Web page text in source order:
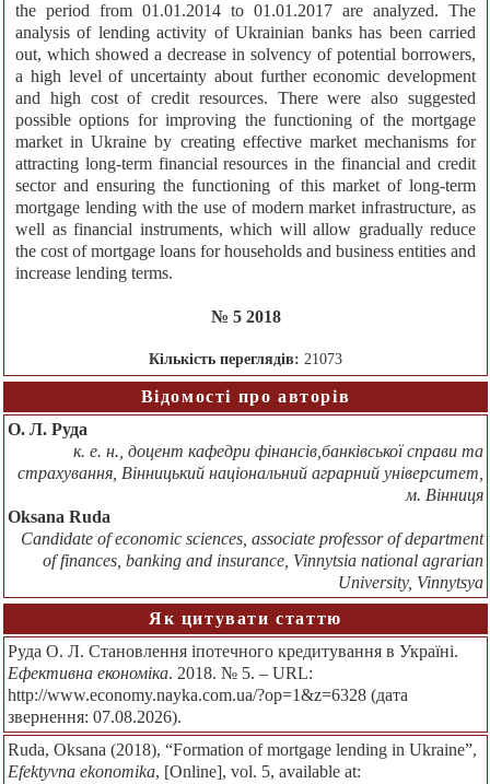
the period from 01.01.2014 to 01.01.2017 are analyzed. The
analysis of lending activity of Ukrainian banks has been carried
out, which showed a decrease in solvency of potential borrowers,
a high level of uncertainty about further economic development
and high cost of credit resources. There were also suggested
possible options for improving the functioning of the mortgage
market in Ukraine by creating effective market mechanisms for
attracting long-term financial resources in the financial and credit
sector and ensuring the functioning of this market of long-term
mortgage lending with the use of modern market infrastructure, as
well as financial instruments, which will allow gradually reduce
the cost of mortgage loans for households and business entities and
increase lending terms.
№ 5 2018
Кількість переглядів: 21073
Відомості про авторів
О. Л. Руда
к. е. н., доцент кафедри фінансів,банківської справи та
страхування, Вінницький національний аграрний університет,
м. Вінниця
Oksana Ruda
Candidate of economic sciences, associate professor of department
of finances, banking and insurance, Vinnytsia national agrarian
University, Vinnytsya
Як цитувати статтю
Руда О. Л. Становлення іпотечного кредитування в Україні.
Ефективна економіка. 2018. № 5. – URL:
http://www.economy.nayka.com.ua/?op=1&z=6328 (дата
звернення: 07.08.2026).
Ruda, Oksana (2018), “Formation of mortgage lending in Ukraine”,
Efektyvna ekonomika, [Online], vol. 5, available at: